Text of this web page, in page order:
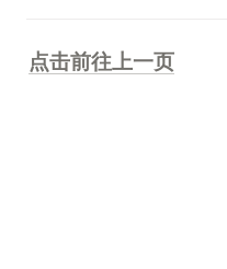
点击前往上一页